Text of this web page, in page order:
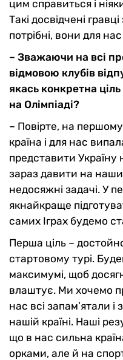
цим справиться і
Такі досвідчені
потрібні, вони для
– Зважаючи на всі
відмовою клубів
якась конкретна
на Олімпіаді?
– Повірте, на
країна і для нас
представити Україну
зараз давити на
недосяжні задачі. У
якнайкраще
самих Іграх будемо
Перша ціль –
стартовому турі.
максимумі, щоб
влаштує. Ми хочемо
нас всі запам’ятали і
нашій країні. Наші
що в нас сильна
орками, але й на